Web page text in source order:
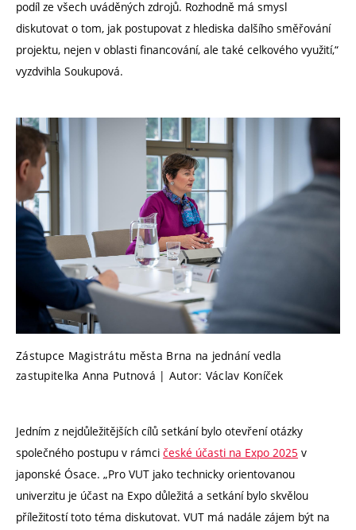
podíl ze všech uváděných zdrojů. Rozhodně má smysl
diskutovat o tom, jak postupovat z hlediska dalšího směřování
projektu, nejen v oblasti financování, ale také celkového využití,“
vyzdvihla Soukupová.
Zástupce Magistrátu města Brna na jednání vedla
zastupitelka Anna Putnová | Autor: Václav Koníček
Jedním z nejdůležitějších cílů setkání bylo otevření otázky
společného postupu v rámci české účasti na Expo 2025 v
japonské Ósace. „Pro VUT jako technicky orientovanou
univerzitu je účast na Expo důležitá a setkání bylo skvělou
příležitostí toto téma diskutovat. VUT má nadále zájem být na